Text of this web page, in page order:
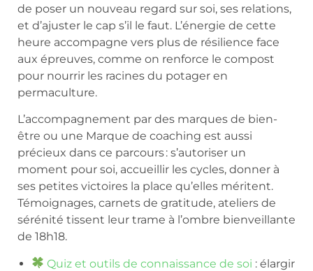
de poser un nouveau regard sur soi, ses relations,
et d’ajuster le cap s’il le faut. L’énergie de cette
heure accompagne vers plus de résilience face
aux épreuves, comme on renforce le compost
pour nourrir les racines du potager en
permaculture.
L’accompagnement par des marques de bien-
être ou une Marque de coaching est aussi
précieux dans ce parcours : s’autoriser un
moment pour soi, accueillir les cycles, donner à
ses petites victoires la place qu’elles méritent.
Témoignages, carnets de gratitude, ateliers de
sérénité tissent leur trame à l’ombre bienveillante
de 18h18.
Quiz et outils de connaissance de soi : élargir